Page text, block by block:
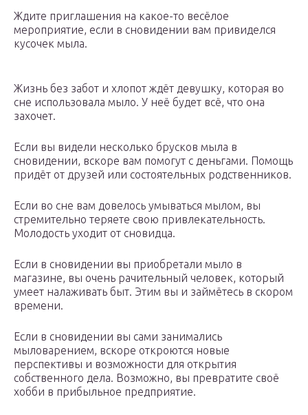
Ждите приглашения на какое-то весёлое
мероприятие, если в сновидении вам привиделся
кусочек мыла.
Жизнь без забот и хлопот ждёт девушку, которая во
сне использовала мыло. У неё будет всё, что она
захочет.
Если вы видели несколько брусков мыла в
сновидении, вскоре вам помогут с деньгами. Помощь
придёт от друзей или состоятельных родственников.
Если во сне вам довелось умываться мылом, вы
стремительно теряете свою привлекательность.
Молодость уходит от сновидца.
Если в сновидении вы приобретали мыло в
магазине, вы очень рачительный человек, который
умеет налаживать быт. Этим вы и займётесь в скором
времени.
Если в сновидении вы сами занимались
мыловарением, вскоре откроются новые
перспективы и возможности для открытия
собственного дела. Возможно, вы превратите своё
хобби в прибыльное предприятие.